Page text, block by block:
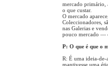
mercado primário,
o que custar.
O mercado
Coleccionadores,
nas Galerias e
pouco mercado —
P: O que é que o
R: É uma ideia-
mantivesse uma